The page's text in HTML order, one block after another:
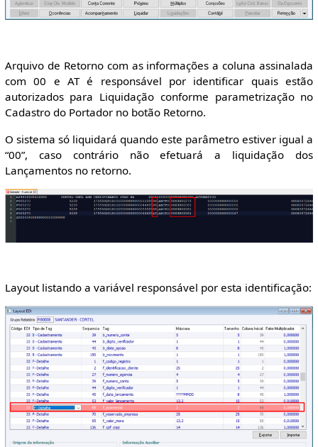
Arquivo de Retorno com as informações a coluna assinalada
com 00 e AT é responsável por identificar quais estão
autorizados para Liquidação conforme parametrização no
Cadastro do Portador no botão Retorno.
O sistema só liquidará quando este parâmetro estiver igual a
“00”, caso contrário não efetuará a liquidação dos
Lançamentos no retorno.
Layout listando a variável responsável por esta identificação: